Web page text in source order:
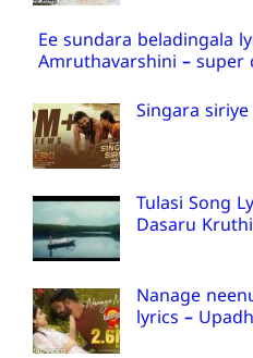
Ee sundara beladingala
Amruthavarshini – super
Singara
Tulasi Song
Dasaru
Nanage
lyrics –